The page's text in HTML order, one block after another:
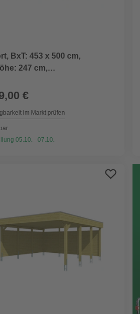
BxT: 453 x 500 cm,
247 cm,
€
im Markt prüfen
05.10. - 07.10.